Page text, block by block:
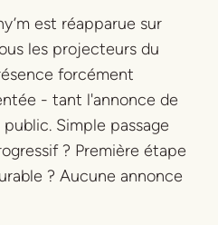
est réapparue sur
les projecteurs du
forcément
- tant l'annonce de
Simple passage
? Première étape
? Aucune annonce